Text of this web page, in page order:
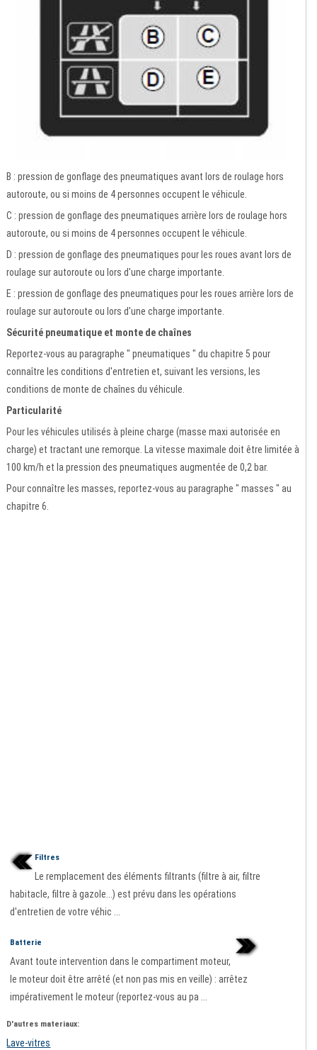
B : pression de gonflage des pneumatiques avant lors de roulage hors
autoroute, ou si moins de 4 personnes occupent le véhicule.
C : pression de gonflage des pneumatiques arrière lors de roulage hors
autoroute, ou si moins de 4 personnes occupent le véhicule.
D : pression de gonflage des pneumatiques pour les roues avant lors de
roulage sur autoroute ou lors d'une charge importante.
E : pression de gonflage des pneumatiques pour les roues arrière lors de
roulage sur autoroute ou lors d'une charge importante.
Sécurité pneumatique et monte de chaînes
Reportez-vous au paragraphe " pneumatiques " du chapitre 5 pour
connaître les conditions d'entretien et, suivant les versions, les
conditions de monte de chaînes du véhicule.
Particularité
Pour les véhicules utilisés à pleine charge (masse maxi autorisée en
charge) et tractant une remorque. La vitesse maximale doit être limitée à
100 km/h et la pression des pneumatiques augmentée de 0,2 bar.
Pour connaître les masses, reportez-vous au paragraphe " masses " au
chapitre 6.
Filtres
Le remplacement des éléments filtrants (filtre à air, filtre
habitacle, filtre à gazole...) est prévu dans les opérations
d'entretien de votre véhic ...
Batterie
Avant toute intervention dans le compartiment moteur,
le moteur doit être arrêté (et non pas mis en veille) : arrêtez
impérativement le moteur (reportez-vous au pa ...
D'autres materiaux:
Lave-vitres